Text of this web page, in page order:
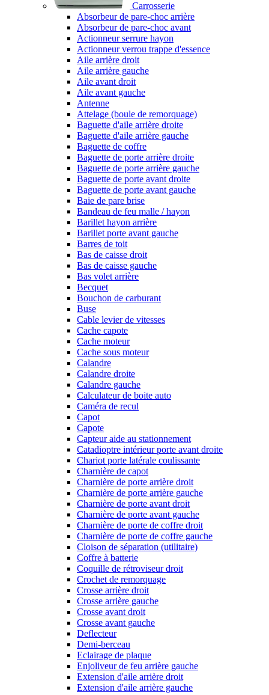
Carrosserie
Absorbeur de pare-choc arrière
Absorbeur de pare-choc avant
Actionneur serrure hayon
Actionneur verrou trappe d'essence
Aile arrière droit
Aile arrière gauche
Aile avant droit
Aile avant gauche
Antenne
Attelage (boule de remorquage)
Baguette d'aile arrière droite
Baguette d'aile arrière gauche
Baguette de coffre
Baguette de porte arrière droite
Baguette de porte arrière gauche
Baguette de porte avant droite
Baguette de porte avant gauche
Baie de pare brise
Bandeau de feu malle / hayon
Barillet hayon arrière
Barillet porte avant gauche
Barres de toit
Bas de caisse droit
Bas de caisse gauche
Bas volet arrière
Becquet
Bouchon de carburant
Buse
Cable levier de vitesses
Cache capote
Cache moteur
Cache sous moteur
Calandre
Calandre droite
Calandre gauche
Calculateur de boite auto
Caméra de recul
Capot
Capote
Capteur aide au stationnement
Catadioptre intérieur porte avant droite
Chariot porte latérale coulissante
Charnière de capot
Charnière de porte arrière droit
Charnière de porte arrière gauche
Charnière de porte avant droit
Charnière de porte avant gauche
Charnière de porte de coffre droit
Charnière de porte de coffre gauche
Cloison de séparation (utilitaire)
Coffre à batterie
Coquille de rétroviseur droit
Crochet de remorquage
Crosse arrière droit
Crosse arrière gauche
Crosse avant droit
Crosse avant gauche
Deflecteur
Demi-berceau
Eclairage de plaque
Enjoliveur de feu arrière gauche
Extension d'aile arrière droit
Extension d'aile arrière gauche